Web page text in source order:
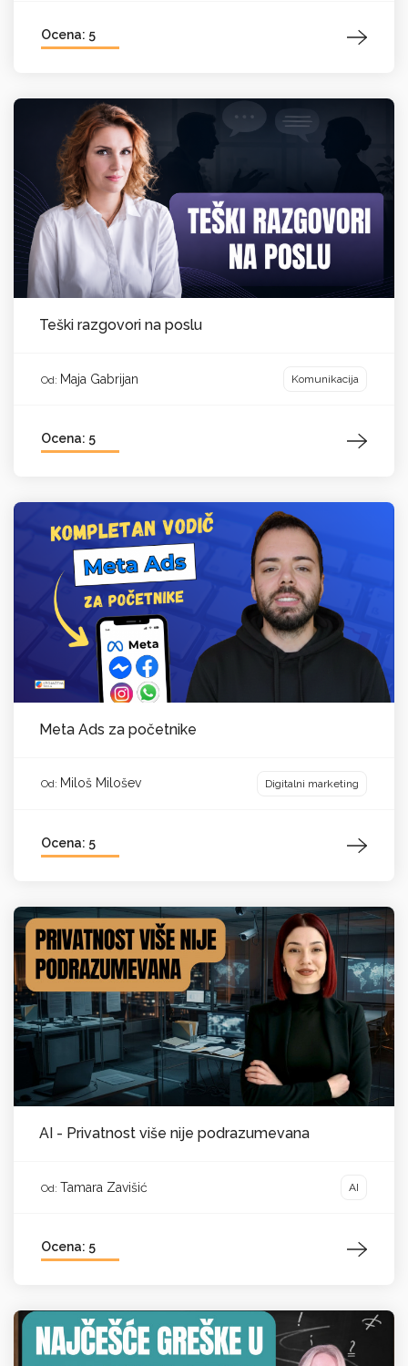
Ocena: 5
Teški razgovori na poslu
Od: Maja Gabrijan Komunikacija
Ocena: 5
Meta Ads za početnike
Od: Miloš Milošev Digitalni marketing
Ocena: 5
AI - Privatnost više nije podrazumevana
Od: Tamara Zavišić AI
Ocena: 5